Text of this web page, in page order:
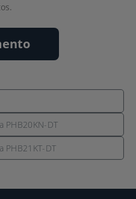
PHB20KN-DT
PHB21KT-DT